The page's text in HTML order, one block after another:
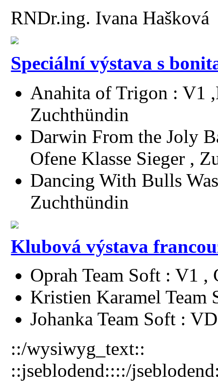
RNDr.ing. Ivana Hašková
Speciální výstava s
Anahita of Trigon : V1
Zuchthündin
Darwin From the Joly
Ofene Klasse Sieger ,
Dancing With Bulls
Zuchthündin
Klubová výstava
Oprah Team Soft : V1 ,
Kristien Karamel Team
Johanka Team Soft : VD
::/wysiwyg_text::
::jseblodend::::/